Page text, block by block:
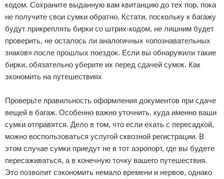
кодом. Сохраните выданную вам квитанцию до тех пор, пока
не получите свои сумки обратно. Кстати, поскольку к багажу
будут прикреплять бирки со штрих-кодом, не лишним будет
проверить, не осталось ли аналогичных «опознавательных
знаков» после прошлых поездок. Если вы обнаружили такие
бирки, обязательно уберите их перед сдачей сумок. Как
экономить на путешествиях
Проверьте правильность оформления документов при сдаче
вещей в багаж. Особенно важно уточнить, куда именно ваши
сумки отправятся. Дело в том, что если ехать с пересадкой,
можно воспользоваться услугой сквозной регистрации. В
этом случае сумки приедут не в тот аэропорт, где вы будете
пересаживаться, а в конечную точку вашего путешествия.
Это позволит сэкономить немало времени и нервов, однако